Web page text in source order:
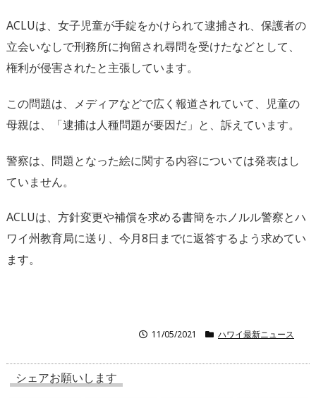
ACLUは、女子児童が手錠をかけられて逮捕され、保護者の
立会いなしで刑務所に拘留され尋問を受けたなどとして、
権利が侵害されたと主張しています。
この問題は、メディアなどで広く報道されていて、児童の
母親は、「逮捕は人種問題が要因だ」と、訴えています。
警察は、問題となった絵に関する内容については発表はし
ていません。
ACLUは、方針変更や補償を求める書簡をホノルル警察とハ
ワイ州教育局に送り、今月8日までに返答するよう求めてい
ます。
11/05/2021 ハワイ最新ニュース
シェアお願いします